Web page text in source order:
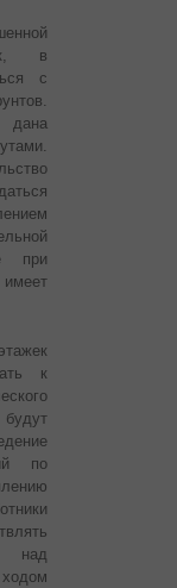
в
с
дана
при
к
по
над